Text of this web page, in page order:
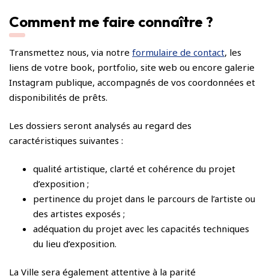
Comment me faire connaître ?
Transmettez nous, via notre formulaire de contact, les
liens de votre book, portfolio, site web ou encore galerie
Instagram publique, accompagnés de vos coordonnées et
disponibilités de prêts.
Les dossiers seront analysés au regard des
caractéristiques suivantes :
qualité artistique, clarté et cohérence du projet
d’exposition ;
pertinence du projet dans le parcours de l’artiste ou
des artistes exposés ;
adéquation du projet avec les capacités techniques
du lieu d’exposition.
La Ville sera également attentive à la parité